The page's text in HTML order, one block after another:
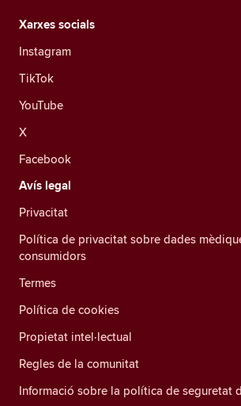
Xarxes socials
Instagram
TikTok
YouTube
X
Facebook
Avís legal
Privacitat
Política de privacitat sobre dades
consumidors
Termes
Política de cookies
Propietat intel·lectual
Regles de la comunitat
Informació sobre la política de seguretat